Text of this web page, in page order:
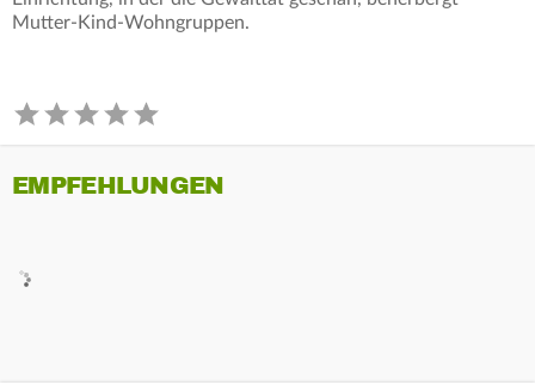
Mutter-Kind-Wohngruppen.
EMPFEHLUNGEN